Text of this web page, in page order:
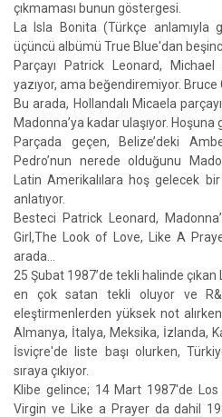
çıkmaması bunun göstergesi.
La Isla Bonita (Türkçe anlamıyla
üçüncü albümü True Blue'dan
Parçayı Patrick Leonard,
yazıyor, ama beğendiremiyor. Bruce
Bu arada, Hollandalı Micaela
Madonna’ya kadar ulaşıyor. Hoşuna
Parçada geçen, Belize’deki
Pedro’nun nerede olduğunu
Latin Amerikalılara hoş gelecek
anlatıyor.
Besteci Patrick Leonard,
Girl,The Look of Love, Like A
arada…
25 Şubat 1987’de tekli halinde çıkan
en çok satan tekli oluyor ve
eleştirmenlerden yüksek not
Almanya, İtalya, Meksika, İzlanda,
İsviçre'de liste başı olurken,
sıraya çıkıyor.
Klibe gelince; 14 Mart 1987'de
Virgin ve Like a Prayer da dahil